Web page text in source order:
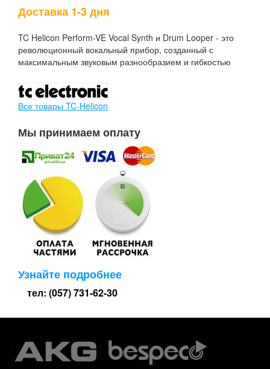
Доставка 1-3 дня
TC Helicon Perform-VE Vocal Synth и Drum Looper - это
революционный вокальный прибор, созданный с
максимальным звуковым разнообразием и гибкостью
Все товары TC-Helicon
Мы принимаем оплату
Узнайте подробнее
тел: (057) 731-62-30